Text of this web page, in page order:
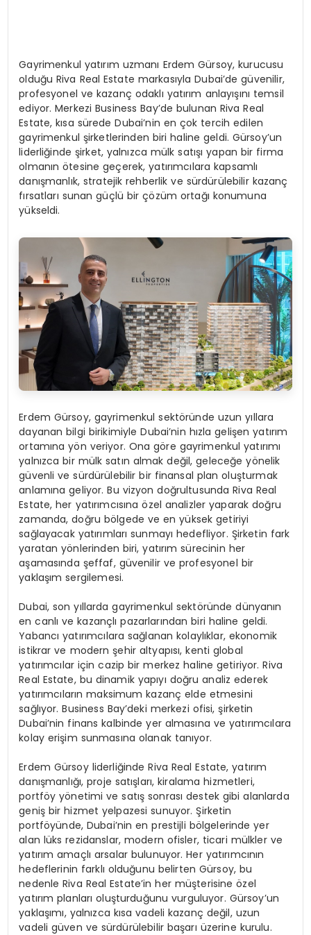
Gayrimenkul yatırım uzmanı Erdem Gürsoy, kurucusu
olduğu Riva Real Estate markasıyla Dubai’de güvenilir,
profesyonel ve kazanç odaklı yatırım anlayışını temsil
ediyor. Merkezi Business Bay’de bulunan Riva Real
Estate, kısa sürede Dubai’nin en çok tercih edilen
gayrimenkul şirketlerinden biri haline geldi. Gürsoy’un
liderliğinde şirket, yalnızca mülk satışı yapan bir firma
olmanın ötesine geçerek, yatırımcılara kapsamlı
danışmanlık, stratejik rehberlik ve sürdürülebilir kazanç
fırsatları sunan güçlü bir çözüm ortağı konumuna
yükseldi.
Erdem Gürsoy, gayrimenkul sektöründe uzun yıllara
dayanan bilgi birikimiyle Dubai’nin hızla gelişen yatırım
ortamına yön veriyor. Ona göre gayrimenkul yatırımı
yalnızca bir mülk satın almak değil, geleceğe yönelik
güvenli ve sürdürülebilir bir finansal plan oluşturmak
anlamına geliyor. Bu vizyon doğrultusunda Riva Real
Estate, her yatırımcısına özel analizler yaparak doğru
zamanda, doğru bölgede ve en yüksek getiriyi
sağlayacak yatırımları sunmayı hedefliyor. Şirketin fark
yaratan yönlerinden biri, yatırım sürecinin her
aşamasında şeffaf, güvenilir ve profesyonel bir
yaklaşım sergilemesi.
Dubai, son yıllarda gayrimenkul sektöründe dünyanın
en canlı ve kazançlı pazarlarından biri haline geldi.
Yabancı yatırımcılara sağlanan kolaylıklar, ekonomik
istikrar ve modern şehir altyapısı, kenti global
yatırımcılar için cazip bir merkez haline getiriyor. Riva
Real Estate, bu dinamik yapıyı doğru analiz ederek
yatırımcıların maksimum kazanç elde etmesini
sağlıyor. Business Bay’deki merkezi ofisi, şirketin
Dubai’nin finans kalbinde yer almasına ve yatırımcılara
kolay erişim sunmasına olanak tanıyor.
Erdem Gürsoy liderliğinde Riva Real Estate, yatırım
danışmanlığı, proje satışları, kiralama hizmetleri,
portföy yönetimi ve satış sonrası destek gibi alanlarda
geniş bir hizmet yelpazesi sunuyor. Şirketin
portföyünde, Dubai’nin en prestijli bölgelerinde yer
alan lüks rezidanslar, modern ofisler, ticari mülkler ve
yatırım amaçlı arsalar bulunuyor. Her yatırımcının
hedeflerinin farklı olduğunu belirten Gürsoy, bu
nedenle Riva Real Estate’in her müşterisine özel
yatırım planları oluşturduğunu vurguluyor. Gürsoy’un
yaklaşımı, yalnızca kısa vadeli kazanç değil, uzun
vadeli güven ve sürdürülebilir başarı üzerine kurulu.